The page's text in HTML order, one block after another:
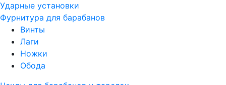
Ударные установки
Фурнитура для барабанов
Винты
Лаги
Ножки
Обода